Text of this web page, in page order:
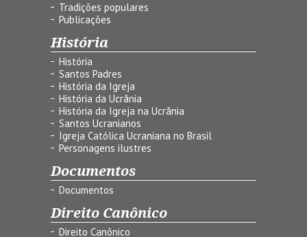
Tradições populares
Publicações
História
História
Santos Padres
História da Igreja
História da Ucrânia
História da Igreja na Ucrânia
Santos Ucranianos
Igreja Católica Ucraniana no Brasil
Personagens ilustres
Documentos
Documentos
Direito Canônico
Direito Canônico